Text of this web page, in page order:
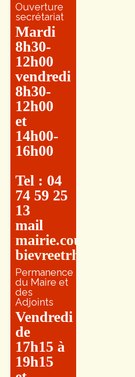
Ouverture
secrétariat
Mardi
8h30-
12h00
vendredi
8h30-
12h00
et
14h00-
16h00
Tel : 04
74 59 25
13
mail
bievreetrhone.fr
Permanence
du Maire et
des
Adjoints
Vendredi
de
17h15 à
19h15